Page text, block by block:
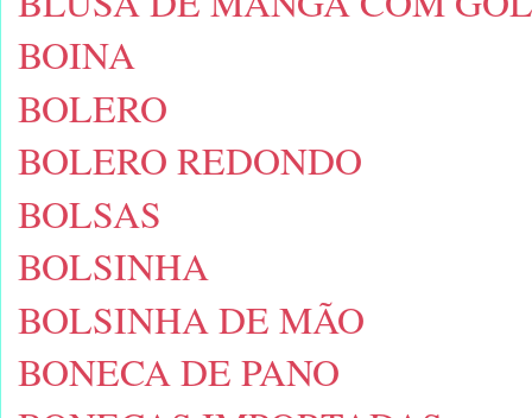
BOINA
BOLERO
BOLERO REDONDO
BOLSAS
BOLSINHA
BOLSINHA DE MÃO
BONECA DE PANO